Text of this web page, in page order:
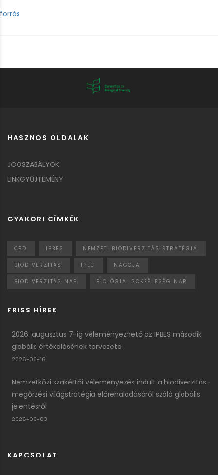
forrás
HASZNOS OLDALAK
JOGSZABÁLYOK
LINKGYŰJTEMÉNY
GYAKORI CÍMKÉK
CBD IPBES NEMZETI BIODIVERZITÁS STRATÉGIA
BIODIVERZITÁS IPLC NAGOJA
BIODIVERZITÁS NAP BIOLÓGIAI SOKFÉLESÉG NAP
FRISS HÍREK
2026. augusztus 7-ig véleményezhető az IPBES második
globális értékelésének tervezete
2026-06-16
Nemzetközi szakértői véleményezés indult a biodiverzitás-
megőrzési világstratégia előrehaladásáról szóló globális
jelentésről
2026-06-03
KAPCSOLAT